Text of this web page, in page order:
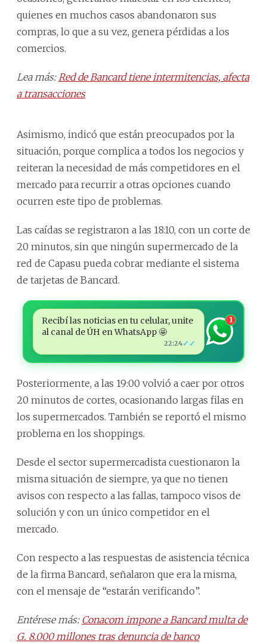
quienes en muchos casos abandonaron sus
compras, lo que a su vez, genera pérdidas a los
comercios.
Lea más: Red de Bancard tiene intermitencias, afecta
a transacciones
Asimismo, indicó que están preocupados por la
situación, porque complica a todos los negocios y
reiteran la necesidad de más competidores en el
mercado para recurrir a otras opciones cuando
ocurren este tipo de problemas.
Las caídas se registraron a las 18:10, con un corte de
20 minutos, sin que ningún supermercado de la
red de Capasu pueda cobrar mediante el sistema
de tarjetas de Bancard.
Recibí las noticias en tu celular, unite
al canal de ÚH en WhatsApp 🤩
22:24✓✓
1
Posteriormente, a las 19:00 volvió a caer por otros
20 minutos de cortes, ocasionando largas filas en
los supermercados. También se reportó el mismo
problema en los shoppings.
Desde el sector supermercadista cuestionaron la
misma situación de siempre, ya que no tienen
avisos con respecto a las fallas, tampoco visos de
solución y con un único competidor en el
mercado.
Con respecto a las respuestas de asistencia técnica
de la firma Bancard, señalaron que era la misma,
con el mensaje de “estarán verificando”.
Entérese más: Conacom impone a Bancard multa de
G. 8.000 millones tras denuncia de banco